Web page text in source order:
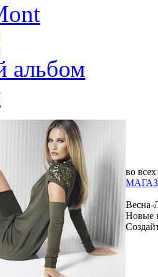
альбом
во всех
Весна-
Новые